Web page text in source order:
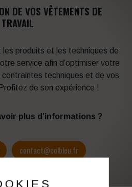
DE VOS VÊTEMENTS DE
TRAVAIL
produits et les techniques de
service afin d’optimiser votre
techniques et de vos
de son expérience !
plus d’informations ?
contact@colbleu.fr